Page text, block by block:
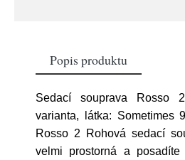
Popis produktu
Sedací souprava Rosso
varianta, látka: Sometimes
Rosso 2 Rohová sedací
velmi prostorná a